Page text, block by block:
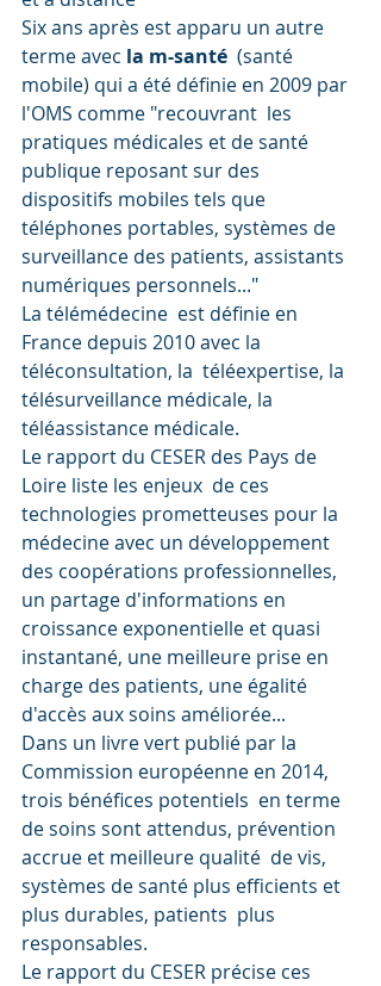
Six ans après est apparu un autre
terme avec la m-santé
  (santé
mobile) qui a été définie en 2009 par
l'OMS comme "recouvrant  les
pratiques médicales et de santé
publique reposant sur des
dispositifs mobiles tels que
téléphones portables, systèmes de
surveillance des patients, assistants
numériques personnels..."
La télémédecine  est définie en
France depuis 2010 avec la
téléconsultation, la  téléexpertise, la
télésurveillance médicale, la
téléassistance médicale.
Le rapport du CESER des Pays de
Loire liste les enjeux  de ces
technologies prometteuses pour la
médecine avec un développement
des coopérations professionnelles,
un partage d'informations en
croissance exponentielle et quasi
instantané, une meilleure prise en
charge des patients, une égalité
d'accès aux soins améliorée...
Dans un livre vert publié par la
Commission européenne en 2014,
trois bénéfices potentiels  en terme
de soins sont attendus, prévention
accrue et meilleure qualité  de vis,
systèmes de santé plus efficients et
plus durables, patients  plus
responsables.
Le rapport du CESER précise ces